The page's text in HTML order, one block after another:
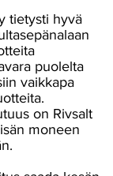
tietysti hyvä
puolelta
vaikkapa
on Rivsalt
moneen